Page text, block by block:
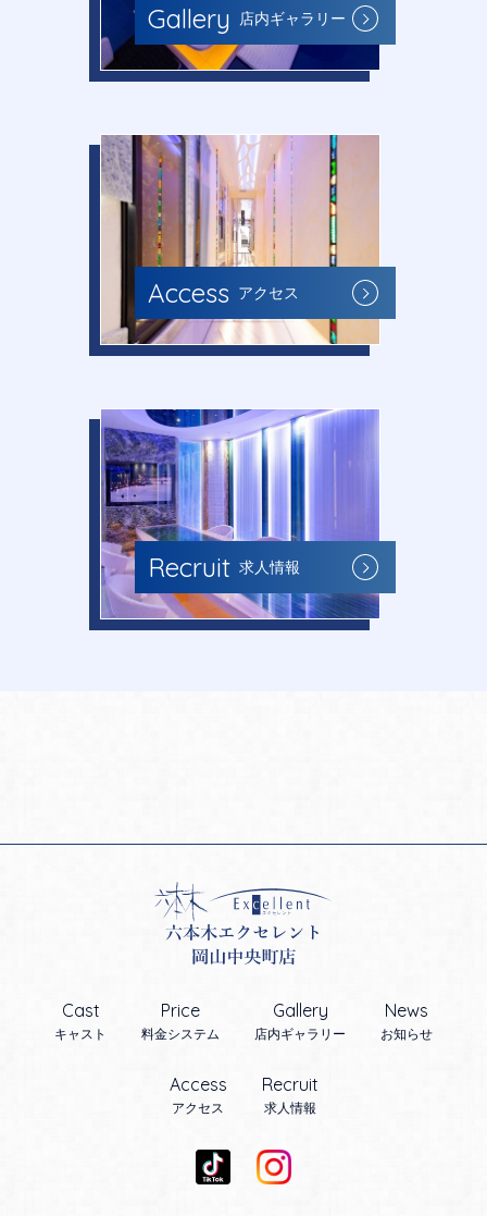
Gallery 店内ギャラリー
Access アクセス
Recruit 求人情報
Cast
キャスト
Price
料金システム
Gallery
店内ギャラリー
News
お知らせ
Access
アクセス
Recruit
求人情報